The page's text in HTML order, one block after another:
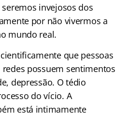
invejosos dos
por não vivermos a
mundo real.
que pessoas
possuem sentimentos
depressão. O tédio
do vício. A
está intimamente